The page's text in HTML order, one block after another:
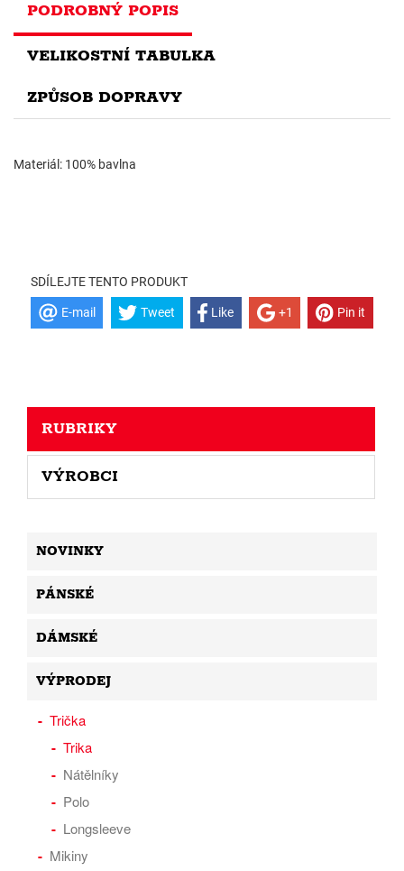
PODROBNÝ POPIS
VELIKOSTNÍ TABULKA
ZPŮSOB DOPRAVY
Materiál: 100% bavlna
SDÍLEJTE TENTO PRODUKT
E-mail Tweet Like +1 Pin it
RUBRIKY
VÝROBCI
NOVINKY
PÁNSKÉ
DÁMSKÉ
VÝPRODEJ
Trička
Trika
Nátělníky
Polo
Longsleeve
Mikiny